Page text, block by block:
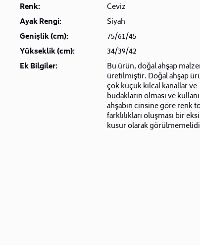
Renk:
Ceviz
Ayak Rengi:
Siyah
Genişlik (cm):
75/61/45
Yükseklik (cm):
34/39/42
Ek Bilgiler:
Bu ürün, doğal ahşap
üretilmiştir. Doğal ahşap
çok küçük kılcal kanallar ve
budakların olması ve
ahşabın cinsine göre renk
farklılıkları oluşması bir
kusur olarak